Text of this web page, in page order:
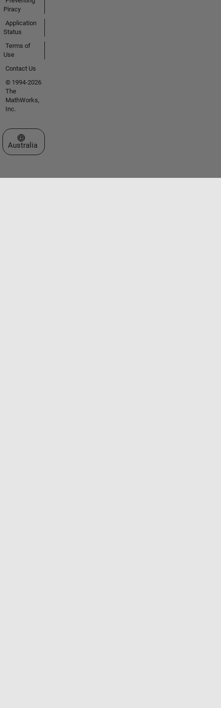
Piracy
Application
Status
Terms of
Use
Contact Us
© 1994-2026
The
MathWorks,
Inc.
Select a Web Site
Australia